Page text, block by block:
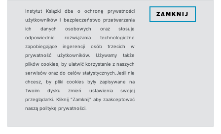
Instytut Książki dba o ochronę prywatności
użytkowników i bezpieczeństwo przetwarzania
ich danych osobowych oraz stosuje
odpowiednie rozwiązania technologiczne
zapobiegające ingerencji osób trzecich w
prywatność użytkowników. Używamy także
plików cookies, by ułatwić korzystanie z naszych
serwisów oraz do celów statystycznych.Jeśli nie
chcesz, by pliki cookies były zapisywane na
Twoim dysku zmień ustawienia swojej
przeglądarki. Kliknij "Zamknij" aby zaakceptować
naszą politykę prywatności.
ZAMKNIJ